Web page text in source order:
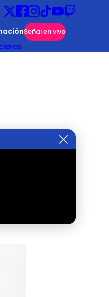
Señal en vivo